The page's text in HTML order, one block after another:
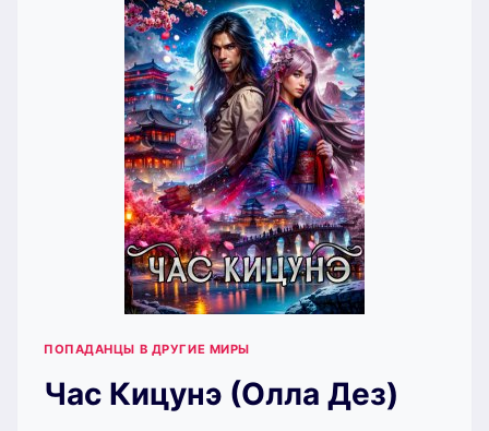
ДЕЗ)
ПОПАДАНЦЫ В ДРУГИЕ МИРЫ
Час Кицунэ (Олла Дез)